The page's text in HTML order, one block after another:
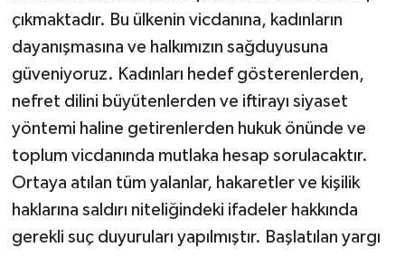
çıkmaktadır. Bu ülkenin vicdanına, kadınların
dayanışmasına ve halkımızın sağduyusuna
güveniyoruz. Kadınları hedef gösterenlerden,
nefret dilini büyütenlerden ve iftirayı siyaset
yöntemi haline getirenlerden hukuk önünde ve
toplum vicdanında mutlaka hesap sorulacaktır.
Ortaya atılan tüm yalanlar, hakaretler ve kişilik
haklarına saldırı niteliğindeki ifadeler hakkında
gerekli suç duyuruları yapılmıştır. Başlatılan yargı